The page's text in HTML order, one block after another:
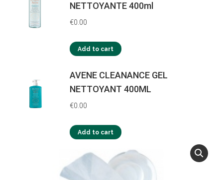
NETTOYANTE 400ml
€0.00
Add to cart
AVENE CLEANANCE GEL
NETTOYANT 400ML
€0.00
Add to cart